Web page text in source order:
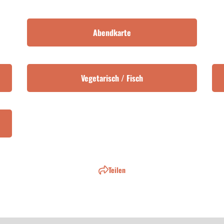
Abendkarte
Vegetarisch / Fisch
Teilen